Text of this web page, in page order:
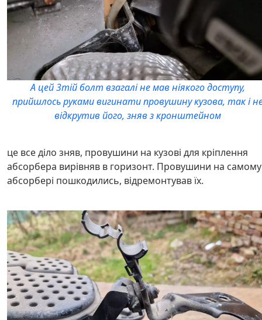
А цей 3тій болт взагалі не мав ніякого доступу,
прийшлось руками вигинати провушину кузова, так і
відкрутив його, зняв з кронштейном
це все діло зняв, провушини на кузові для кріплення
абсорбера вирівняв в горизонт. Провушини на самому
абсорбері пошкодились, відремонтував їх.